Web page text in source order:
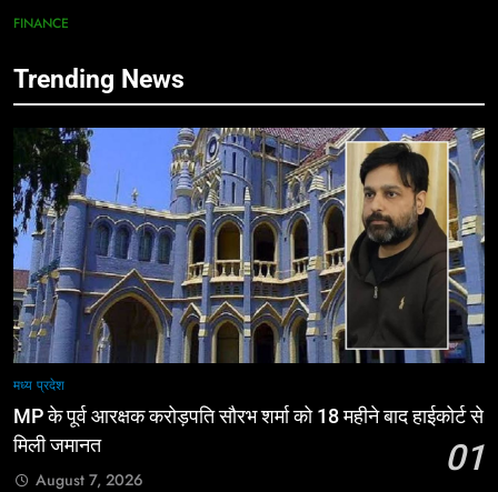
FINANCE
Trending News
मध्य प्रदेश
MP के पूर्व आरक्षक करोड़पति सौरभ शर्मा को 18 महीने बाद हाईकोर्ट से
मिली जमानत
01
August 7, 2026